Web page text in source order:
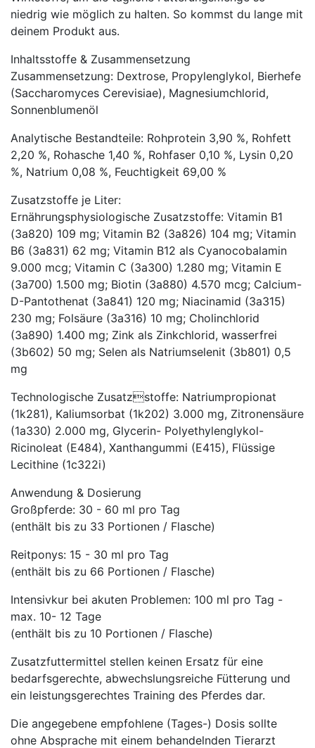
niedrig wie möglich zu halten. So kommst du lange mit
deinem Produkt aus.
Inhaltsstoffe & Zusammensetzung
Zusammensetzung: Dextrose, Propylenglykol, Bierhefe
(Saccharomyces Cerevisiae), Magnesiumchlorid,
Sonnenblumenöl
Analytische Bestandteile: Rohprotein 3,90 %, Rohfett
2,20 %, Rohasche 1,40 %, Rohfaser 0,10 %, Lysin 0,20
%, Natrium 0,08 %, Feuchtigkeit 69,00 %
Zusatzstoffe je Liter:
Ernährungsphysiologische Zusatzstoffe: Vitamin B1
(3a820) 109 mg; Vitamin B2 (3a826) 104 mg; Vitamin
B6 (3a831) 62 mg; Vitamin B12 als Cyanocobalamin
9.000 mcg; Vitamin C (3a300) 1.280 mg; Vitamin E
(3a700) 1.500 mg; Biotin (3a880) 4.570 mcg; Calcium-
D-Pantothenat (3a841) 120 mg; Niacinamid (3a315)
230 mg; Folsäure (3a316) 10 mg; Cholinchlorid
(3a890) 1.400 mg; Zink als Zinkchlorid, wasserfrei
(3b602) 50 mg; Selen als Natriumselenit (3b801) 0,5
mg
Technologische Zusatzstoffe: Natriumpropionat
(1k281), Kaliumsorbat (1k202) 3.000 mg, Zitronensäure
(1a330) 2.000 mg, Glycerin- Polyethylenglykol-
Ricinoleat (E484), Xanthangummi (E415), Flüssige
Lecithine (1c322i)
Anwendung & Dosierung
Großpferde: 30 - 60 ml pro Tag
(enthält bis zu 33 Portionen / Flasche)
Reitponys: 15 - 30 ml pro Tag
(enthält bis zu 66 Portionen / Flasche)
Intensivkur bei akuten Problemen: 100 ml pro Tag -
max. 10- 12 Tage
(enthält bis zu 10 Portionen / Flasche)
Zusatzfuttermittel stellen keinen Ersatz für eine
bedarfsgerechte, abwechslungsreiche Fütterung und
ein leistungsgerechtes Training des Pferdes dar.
Die angegebene empfohlene (Tages-) Dosis sollte
ohne Absprache mit einem behandelnden Tierarzt